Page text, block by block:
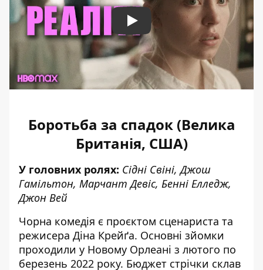
Play
Боротьба за спадок (Велика
Британія, США)
У головних ролях: Сідні Свіні, Джош
Гамільтон, Марчант Девіс, Бенні Елледж,
Джон Вей
Чорна комедія є проєктом сценариста та
режисера Діна Крейґа. Основні зйомки
проходили у Новому Орлеані з лютого по
березень 2022 року. Бюджет стрічки склав